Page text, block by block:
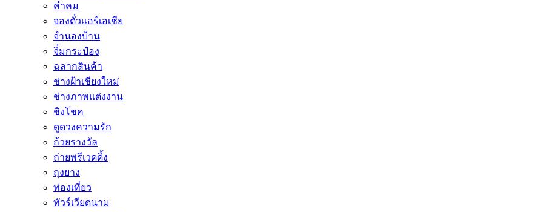
คำคม
จองตั๋วแอร์เอเชีย
จำนองบ้าน
จิ๋มกระป๋อง
ฉลากสินค้า
ช่างฝ้าเชียงใหม่
ช่างภาพแต่งงาน
ชิงโชค
ดูดวงความรัก
ถ้วยรางวัล
ถ่ายพรีเวดดิ้ง
ถุงยาง
ท่องเที่ยว
ทัวร์เวียดนาม